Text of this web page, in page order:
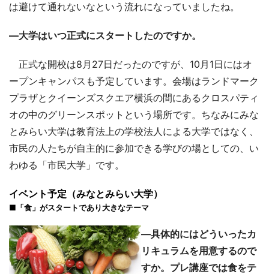
は避けて通れないなという流れになっていましたね。
―大学はいつ正式にスタートしたのですか。
正式な開校は8月27日だったのですが、10月1日にはオ
ープンキャンパスも予定しています。会場はランドマーク
プラザとクイーンズスクエア横浜の間にあるクロスパティ
オの中のグリーンスポットという場所です。ちなみにみな
とみらい大学は教育法上の学校法人による大学ではなく、
市民の人たちが自主的に参加できる学びの場としての、い
わゆる「市民大学」です。
イベント予定（みなとみらい大学）
■「食」がスタートであり大きなテーマ
―具体的にはどういったカ
リキュラムを用意するので
すか。プレ講座では食をテ